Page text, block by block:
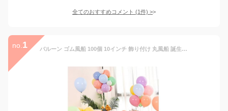
全てのおすすめコメント (1件) >
no. 1 バルーン ゴム風船 100個 10インチ 飾り付け 丸風船 誕生日 パーティ飾り付け お祭り イベント 飾り 卒業 開店 記念日 結婚式 クリスマス お祝い バルーン 運動会 文化祭 環境にやさしい 誕生日 パーティ風船 ミックス (マカロン ミックス)